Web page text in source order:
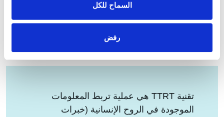
السماح للكل
رفض
كيف تعمل التقنية؟
تقنية TTRT هي عملية تربط المعلومات
الموجودة في الروح الإنسانية (خبرات